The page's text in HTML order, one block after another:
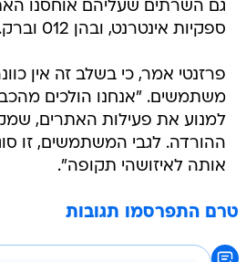
גם השרתים שעליהם אוחסנו
ספקיות אינטרנט, ובהן 012 וברק.
פרזנטי אמר, כי בשלב זה אין
משתמשים. "אנחנו הולכים
למנוע את פעילות האתרים,
ההורדה. לגבי המשתמשים, זו
אותה לאיזושהי תקופה".
טרם התפרסמו תגובות